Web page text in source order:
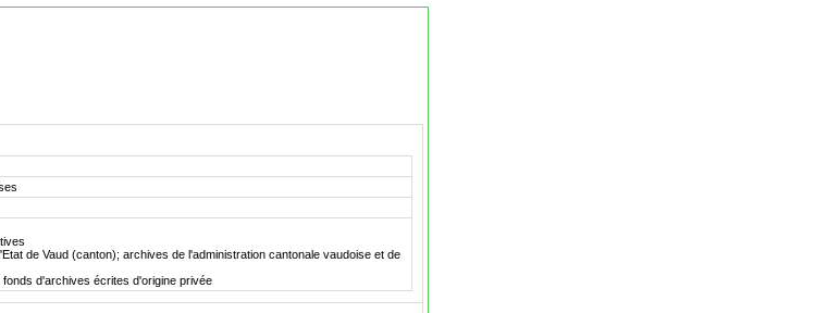
de Vaud (canton); archives de l'administration cantonale vaudoise et de
d'archives écrites d'origine privée